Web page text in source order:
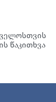
წაკითხვა